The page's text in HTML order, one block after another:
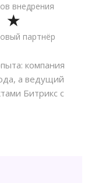
внедрения
★
партнёр
компания
а ведущий
Битрикс с